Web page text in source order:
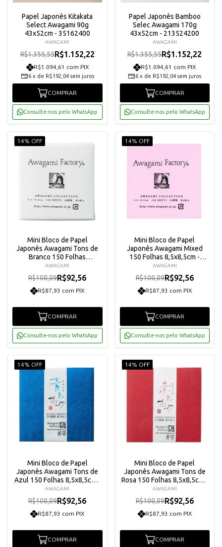
Papel Japonês Kitakata
Select Awagami 90g
43x52cm - 35162400
AWAGAMI
R$1.355,55R$1.152,22
R$1.094,61 com PIX
6 x de R$192,04 sem juros
COMPRAR
Consulte-nos pelo WhatsApp
Papel Japonês Bamboo
Selec Awagami 170g
43x52cm - 213524200
AWAGAMI
R$1.355,55R$1.152,22
R$1.094,61 com PIX
6 x de R$192,04 sem juros
COMPRAR
Consulte-nos pelo WhatsApp
14% OFF
Mini Bloco de Papel
Japonês Awagami Tons de
Branco 150 Folhas
8,5x8,5cm - 8121018
AWAGAMI
R$108,89R$92,56
R$87,93 com PIX
COMPRAR
Consulte-nos pelo WhatsApp
14% OFF
Mini Bloco de Papel
Japonês Awagami Mixed
150 Folhas 8,5x8,5cm -
8121019
AWAGAMI
R$108,89R$92,56
R$87,93 com PIX
COMPRAR
Consulte-nos pelo WhatsApp
14% OFF
Mini Bloco de Papel
Japonês Awagami Tons de
Azul 150 Folhas 8,5x8,5cm -
8121144
AWAGAMI
R$108,89R$92,56
R$87,93 com PIX
COMPRAR
14% OFF
Mini Bloco de Papel
Japonês Awagami Tons de
Rosa 150 Folhas 8,5x8,5cm -
8121141
AWAGAMI
R$108,89R$92,56
R$87,93 com PIX
COMPRAR